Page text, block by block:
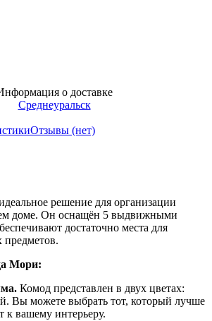
о доставке
Среднеуральск
Отзывы (нет)
решение для организации
доме. Он оснащён 5 выдвижными
достаточно места для
предметов.
Мори:
Комод представлен в двух цветах:
Вы можете выбрать тот, который лучше
к вашему интерьеру.